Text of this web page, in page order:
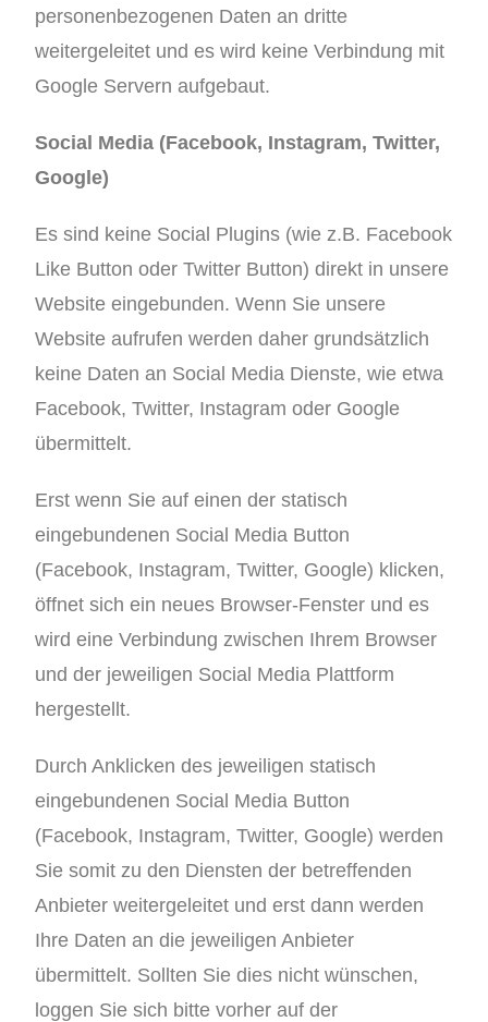
personenbezogenen Daten an dritte
weitergeleitet und es wird keine Verbindung mit
Google Servern aufgebaut.
Social Media (Facebook, Instagram, Twitter,
Google)
Es sind keine Social Plugins (wie z.B. Facebook
Like Button oder Twitter Button) direkt in unsere
Website eingebunden. Wenn Sie unsere
Website aufrufen werden daher grundsätzlich
keine Daten an Social Media Dienste, wie etwa
Facebook, Twitter, Instagram oder Google
übermittelt.
Erst wenn Sie auf einen der statisch
eingebundenen Social Media Button
(Facebook, Instagram, Twitter, Google) klicken,
öffnet sich ein neues Browser-Fenster und es
wird eine Verbindung zwischen Ihrem Browser
und der jeweiligen Social Media Plattform
hergestellt.
Durch Anklicken des jeweiligen statisch
eingebundenen Social Media Button
(Facebook, Instagram, Twitter, Google) werden
Sie somit zu den Diensten der betreffenden
Anbieter weitergeleitet und erst dann werden
Ihre Daten an die jeweiligen Anbieter
übermittelt. Sollten Sie dies nicht wünschen,
loggen Sie sich bitte vorher auf der